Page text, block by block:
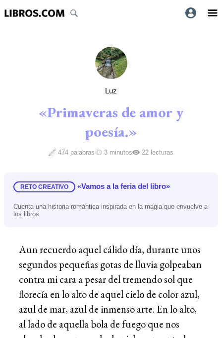
Luz
«Primaveras de amor y
poesía.»
474 palabras 3 minutos 22 lecturas
RETO CREATIVO «Vamos a la feria del libro»
Cuenta una historia romántica inspirada en la magia que envuelve a
los libros
Aun recuerdo aquel cálido día, durante unos
segundos pequeñas gotas de lluvia golpeaban
contra mi cara a pesar del tremendo sol que
florecía en lo alto de aquel cielo de color azul,
azul de mar, azul de inmenso arte. En lo alto,
al lado de aquella bola de fuego que nos